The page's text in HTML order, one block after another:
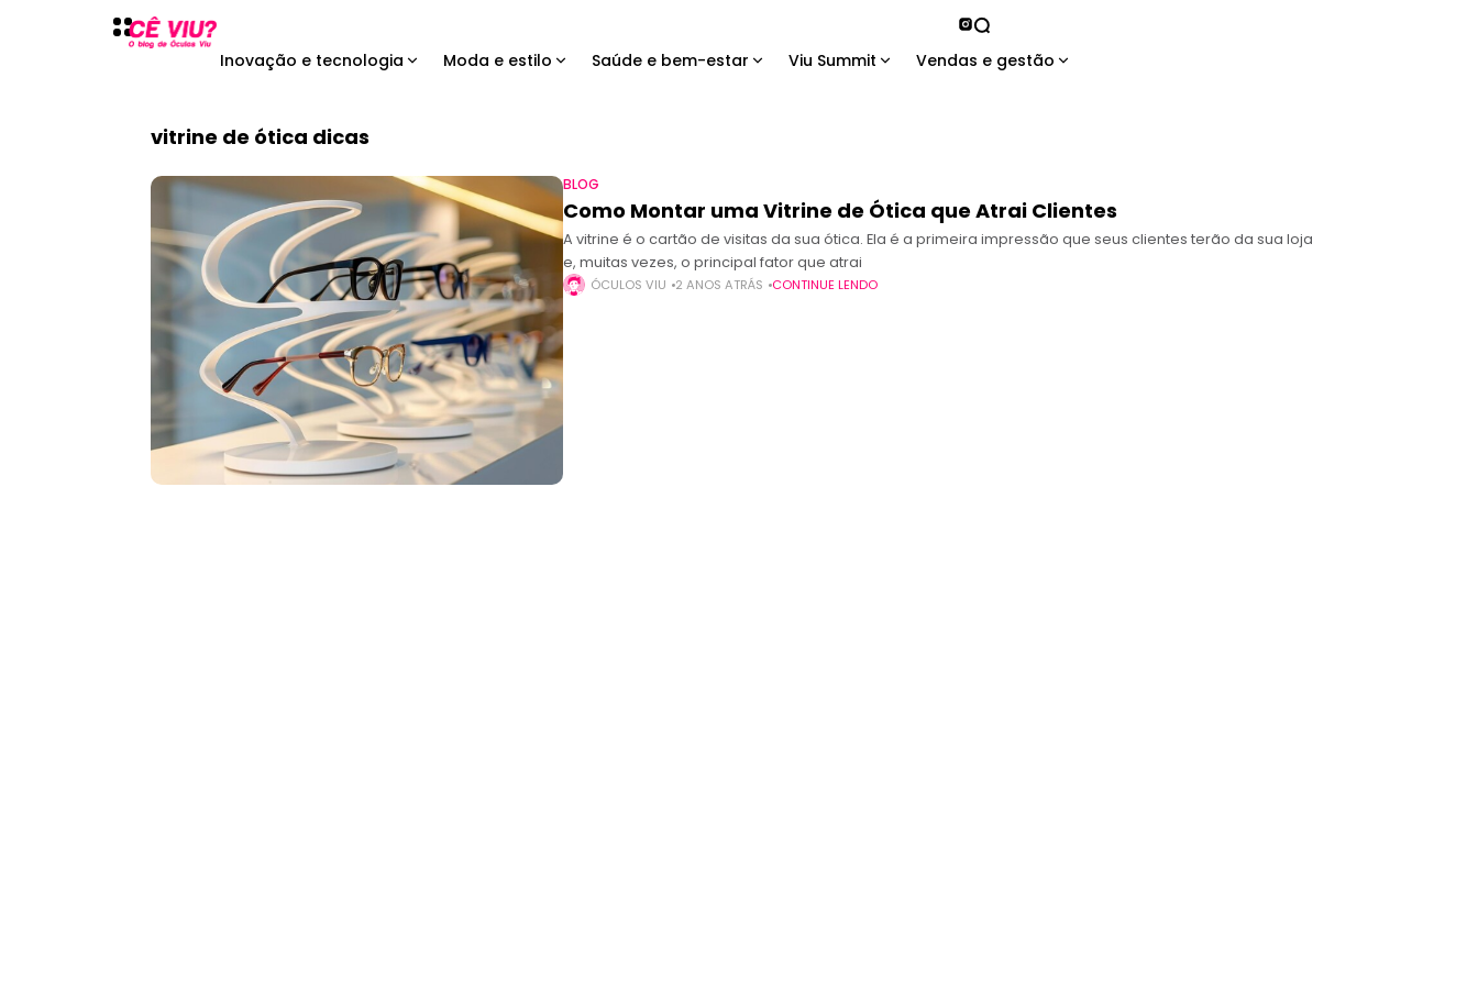
Inovação e tecnologia Moda e estilo Saúde e bem-estar Viu Summit Vendas e gestão
vitrine de ótica dicas
BLOG
Como Montar uma Vitrine de Ótica que Atrai Clientes
A vitrine é o cartão de visitas da sua ótica. Ela é a primeira impressão que seus clientes terão da sua loja
e, muitas vezes, o principal fator que atrai
ÓCULOS VIU 2 ANOS ATRÁS CONTINUE LENDO